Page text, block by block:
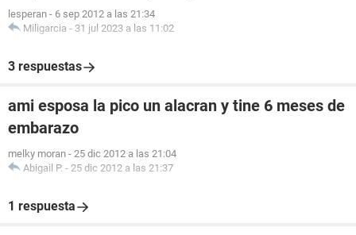
lesperan - 6 sep 2012 a las 21:34
Miligarcia - 31 jul 2023 a las 11:02
3 respuestas
ami esposa la pico un alacran y tine 6 meses de
embarazo
melky moran - 25 dic 2012 a las 21:04
Abigail P. - 25 dic 2012 a las 21:37
1 respuesta